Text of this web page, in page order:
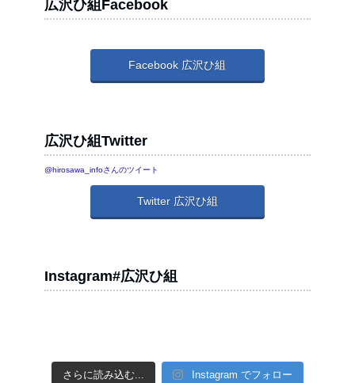
広沢ひ組Facebook
Facebook 広沢ひ組
広沢ひ組Twitter
@hirosawa_infoさんのツイート
Twitter 広沢ひ組
Instagram#広沢ひ組
さらに読み込む... Instagram でフォロー